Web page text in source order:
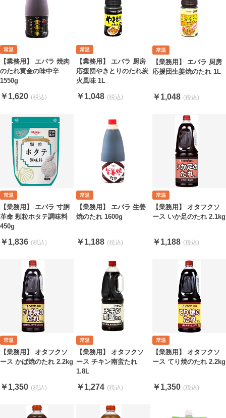
【業務用】 エバラ 焼肉
のたれ黄金の味中辛
1550g
￥1,620
【業務用】 エバラ 厨房
応援団やきとりのたれ炭
火風味 1L
￥1,048
【業務用】 エバラ 厨房
応援団生姜焼のたれ 1L
￥1,048
【業務用】 エバラ 寸胴
革命 顆粒ホタテ調味料
450g
￥1,836
【業務用】 エバラ 生姜
焼のたれ 1600g
￥1,188
【業務用】 オタフクソ
ース いか足のたれ 2.1kg
￥1,188
【業務用】 オタフクソ
ース かば焼のたれ 2.2kg
￥1,350
【業務用】 オタフクソ
ース チキン南蛮たれ
1.8L
￥1,274
【業務用】 オタフクソ
ース てり焼のたれ 2.2kg
￥1,350